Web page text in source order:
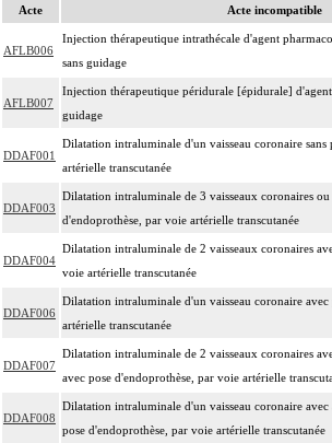
Acte Acte incompatible
AFLB006
Injection thérapeutique intrathécale d'agent
sans guidage
AFLB007
Injection thérapeutique péridurale [épidurale]
guidage
DDAF001
Dilatation intraluminale d'un vaisseau coronaire sans
artérielle transcutanée
DDAF003
Dilatation intraluminale de 3 vaisseaux coronaires ou
d'endoprothèse, par voie artérielle transcutanée
DDAF004
Dilatation intraluminale de 2 vaisseaux coronaires
voie artérielle transcutanée
DDAF006
Dilatation intraluminale d'un vaisseau coronaire
artérielle transcutanée
DDAF007
Dilatation intraluminale de 2 vaisseaux coronaires
avec pose d'endoprothèse, par voie artérielle
DDAF008
Dilatation intraluminale d'un vaisseau coronaire
pose d'endoprothèse, par voie artérielle transcutanée